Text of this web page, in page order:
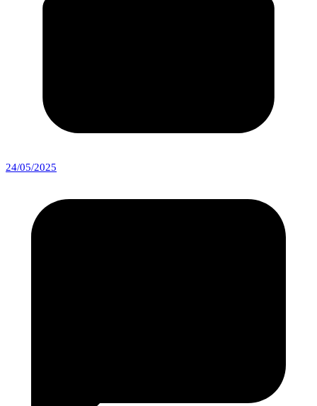
24/05/2025